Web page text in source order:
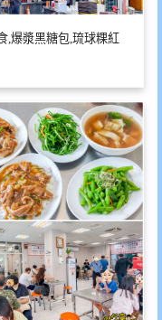
爆漿黑糖包,琉球粿紅